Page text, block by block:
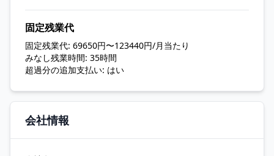
固定残業代
固定残業代: 69650円〜123440円/月当たり
みなし残業時間: 35時間
超過分の追加支払い: はい
会社情報